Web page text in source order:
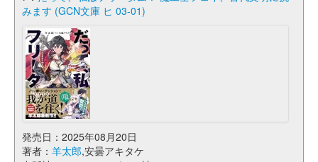
みます (GCN文庫 ヒ 03-01)
発売日：2025年08月20日
著者： 羊太郎,安曇アキタケ